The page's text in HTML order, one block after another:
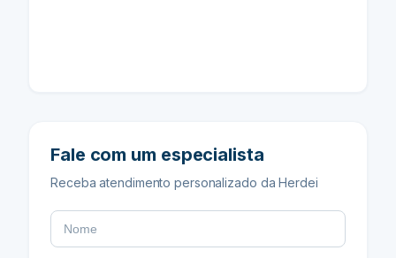
Fale com um especialista
Receba atendimento personalizado da Herdei